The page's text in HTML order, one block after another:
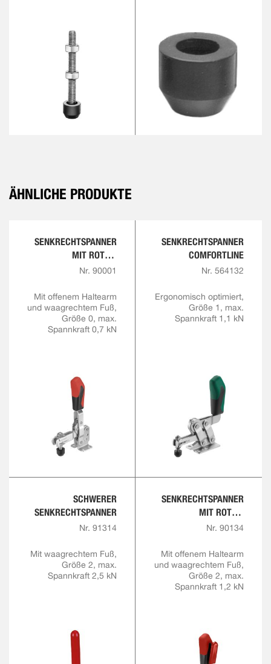
ÄHNLICHE PRODUKTE
SENKRECHTSPANNER
MIT ROTEM
HANDGRIFF
Nr. 90001
Mit offenem Haltearm
und waagrechtem Fuß,
Größe 0, max.
Spannkraft 0,7 kN
SENKRECHTSPANNER
COMFORTLINE
Nr. 564132
Ergonomisch optimiert,
Größe 1, max.
Spannkraft 1,1 kN
SCHWERER
SENKRECHTSPANNER
Nr. 91314
Mit waagrechtem Fuß,
Größe 2, max.
Spannkraft 2,5 kN
SENKRECHTSPANNER
MIT ROTEM
HANDGRIFF UND
LUNG
Nr. 90134
Mit offenem Haltearm
und waagrechtem Fuß,
Größe 2, max.
Spannkraft 1,2 kN